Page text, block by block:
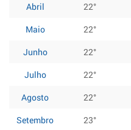
Abril
22°
Maio
22°
Junho
22°
Julho
22°
Agosto
22°
Setembro
23°